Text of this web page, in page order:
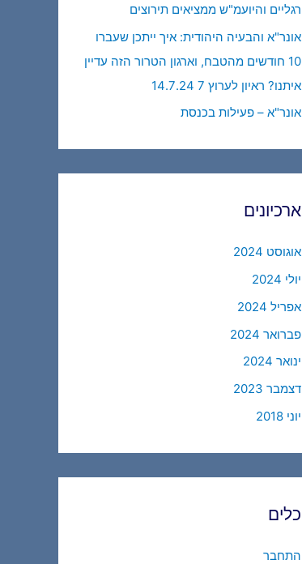
רגליים והיועמ"ש ממציאים תירוצים
אונר"א והבעיה היהודית: איך ייתכן שעברו
10 חודשים מהטבח, וארגון הטרור הזה עדיין
איתנו? ראיון לערוץ 7 14.7.24
אונר"א – פעילות בכנסת
ארכיונים
אוגוסט 2024
יולי 2024
אפריל 2024
פברואר 2024
ינואר 2024
דצמבר 2023
יוני 2018
כלים
התחבר